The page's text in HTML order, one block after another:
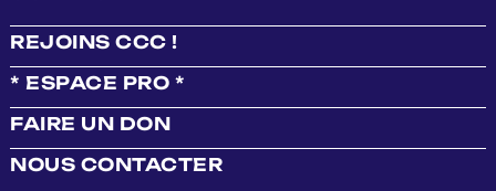
REJOINS CCC !
* ESPACE PRO *
FAIRE UN DON
NOUS CONTACTER